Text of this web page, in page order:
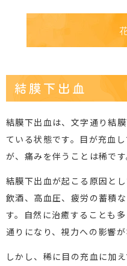
結膜下出血
結膜下出血は、文字通り結
ている状態です。目が充血
が、痛みを伴うことは稀です
結膜下出血が起こる原因と
飲酒、高血圧、疲労の蓄積
す。自然に治癒することも
通りになり、視力への影響
しかし、稀に目の充血に加